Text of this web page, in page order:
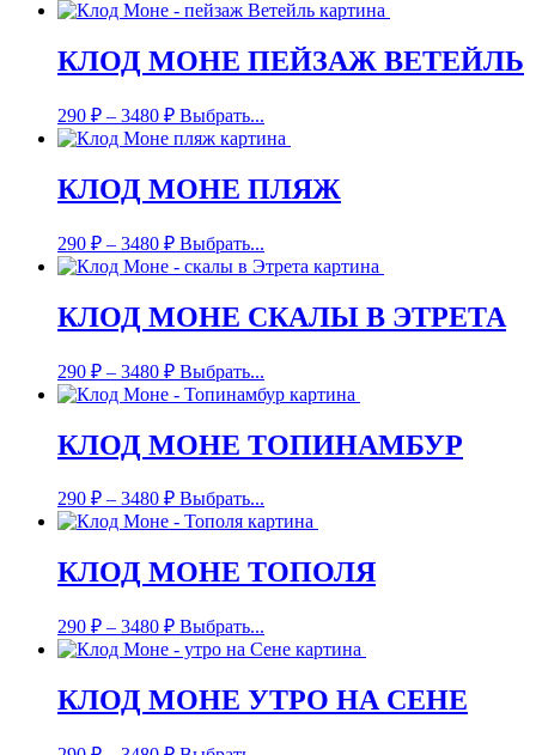
КЛОД МОНЕ ПЕЙЗАЖ ВЕТЕЙЛЬ
290 ₽ – 3480 ₽ Выбрать...
КЛОД МОНЕ ПЛЯЖ
290 ₽ – 3480 ₽ Выбрать...
КЛОД МОНЕ СКАЛЫ В ЭТРЕТА
290 ₽ – 3480 ₽ Выбрать...
КЛОД МОНЕ ТОПИНАМБУР
290 ₽ – 3480 ₽ Выбрать...
КЛОД МОНЕ ТОПОЛЯ
290 ₽ – 3480 ₽ Выбрать...
КЛОД МОНЕ УТРО НА СЕНЕ